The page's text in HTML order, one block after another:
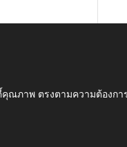
คุณภาพ ตรงตามความต้อง